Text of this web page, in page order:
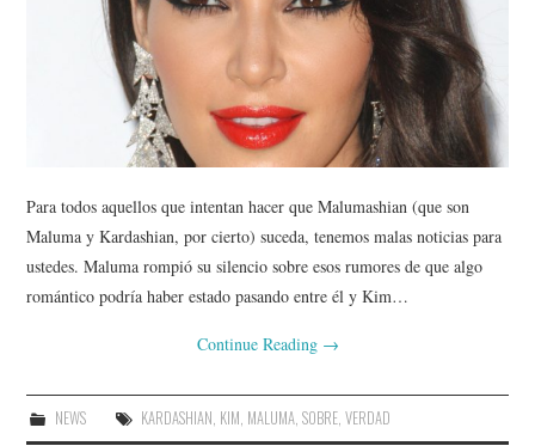
SPORTS
TECHNOLOGY
Para todos aquellos que intentan hacer que Malumashian (que son
Maluma y Kardashian, por cierto) suceda, tenemos malas noticias para
ustedes. Maluma rompió su silencio sobre esos rumores de que algo
romántico podría haber estado pasando entre él y Kim…
Continue Reading →
NEWS KARDASHIAN, KIM, MALUMA, SOBRE, VERDAD